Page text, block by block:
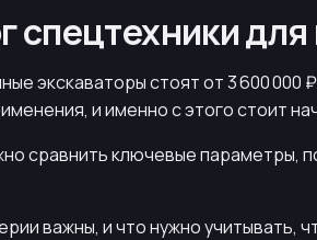
спецтехники
экскаваторы стоят от 3 600
и именно с этого стоит
сравнить ключевые параметры,
важны, и что нужно